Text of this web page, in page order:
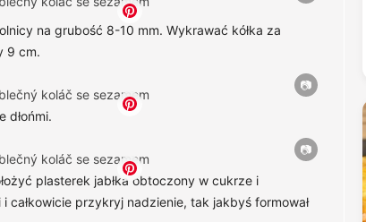
na grubość 8-10 mm. Wykrawać kółka za
9 cm.
dłońmi.
plasterek jabłka obtoczony w cukrze i
przykryj nadzienie, tak jakbyś formował